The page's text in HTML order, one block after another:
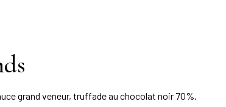
grand veneur, truffade au chocolat noir 70%.